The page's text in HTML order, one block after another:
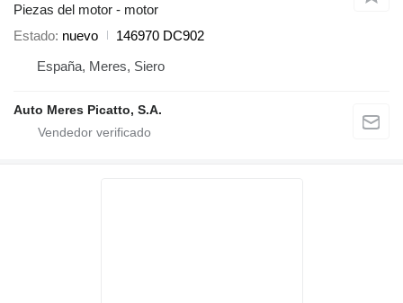
Piezas del motor - motor
Estado nuevo
146970 DC902
España, Meres, Siero
Auto Meres Picatto, S.A.